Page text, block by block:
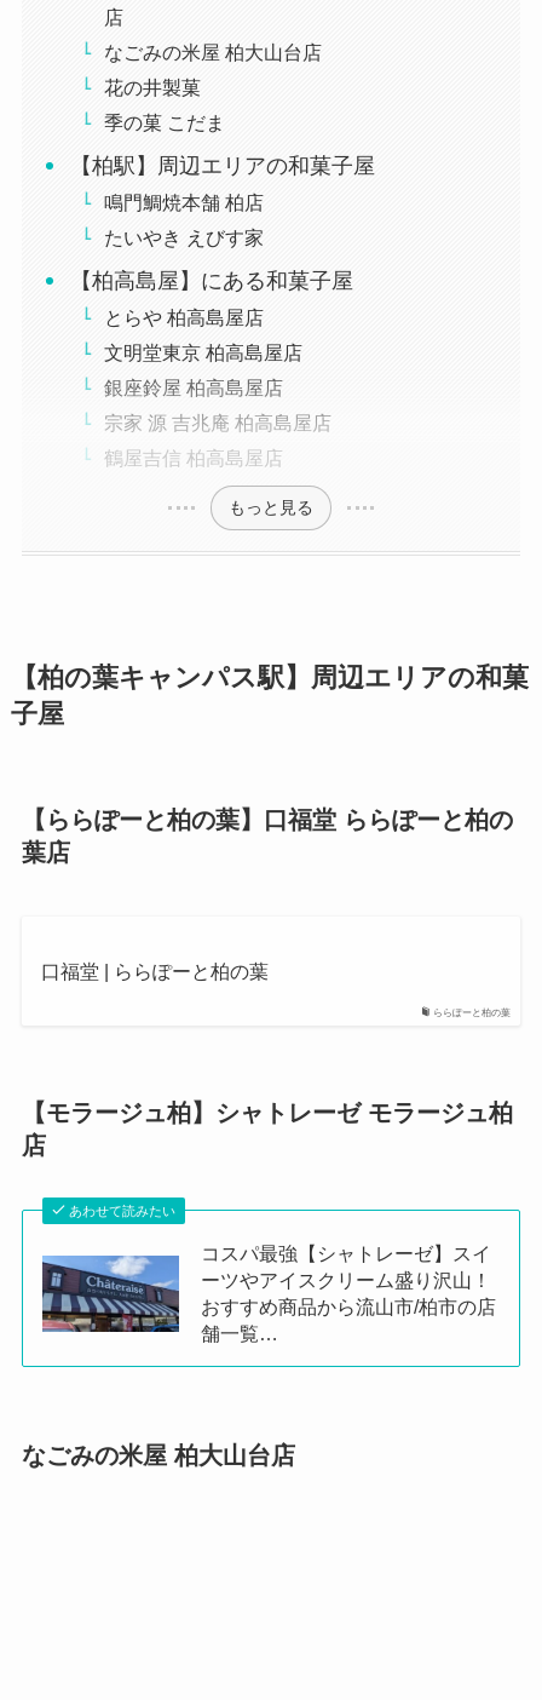
店
なごみの米屋 柏大山台店
花の井製菓
季の菓 こだま
【柏駅】周辺エリアの和菓子屋
鳴門鯛焼本舗 柏店
たいやき えびす家
【柏高島屋】にある和菓子屋
とらや 柏高島屋店
文明堂東京 柏高島屋店
銀座鈴屋 柏高島屋店
宗家 源 吉兆庵 柏高島屋店
鶴屋吉信 柏高島屋店
もっと見る
【柏の葉キャンパス駅】周辺エリアの和菓
子屋
【ららぽーと柏の葉】口福堂 ららぽーと柏の
葉店
ららぽーと柏の葉
口福堂 | ららぽーと柏の葉
【モラージュ柏】シャトレーゼ モラージュ柏
店
あわせて読みたい
コスパ最強【シャトレーゼ】スイ
ーツやアイスクリーム盛り沢山！
おすすめ商品から流山市/柏市の店
舗一覧…
なごみの米屋 柏大山台店